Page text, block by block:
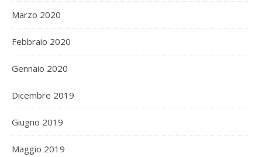
Marzo 2020
Febbraio 2020
Gennaio 2020
Dicembre 2019
Giugno 2019
Maggio 2019